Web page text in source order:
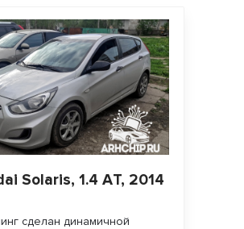
Solaris, 1.4 АT, 2014
сделан динамичной